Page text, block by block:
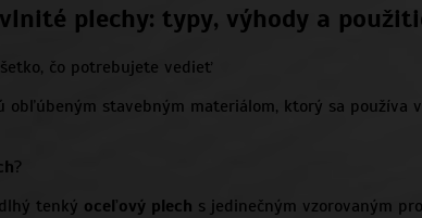
plechy: typy, výhody a
čo potrebujete vedieť
obľúbeným stavebným materiálom, ktorý sa používa
?
tenký oceľový plech s jedinečným vzorovaným